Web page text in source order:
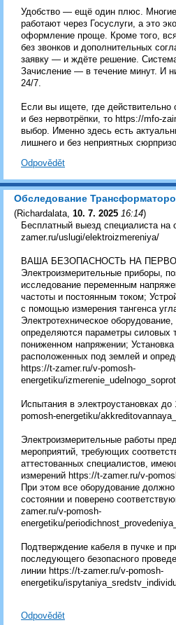
Удобство — ещё один плюс. Многие
работают через Госуслуги, а это
оформление проще. Кроме того,
без звонков и дополнительных
заявку — и ждёте решение.
Зачисление — в течение минут. И
24/7.
Если вы ищете, где
и без нервотрёпки, то https://mfo-
выбор. Именно здесь есть
лишнего и без неприятных
Odpovědět
Обследование
(Richardalata, 10. 7. 2025 16:14)
Бесплатный выезд специалиста на
zamer.ru/uslugi/elektroizmereniya/
ВАША БЕЗОПАСНОСТЬ НА
Электроизмерительные приборы,
исследование переменным
частоты и постоянным током;
с помощью измерения тангенса
Электротехническое
определяются параметры силовых
пониженном напряжении; Установка
расположенных под землей и
https://t-zamer.ru/v-pomosh-
energetiku/
Испытания в электроустановках
pomosh-energetiku/
Электроизмерительные работы
мероприятий, требующих
аттестованных специалистов,
измерений https://t-zamer.ru/v-
При этом все оборудование
состоянии и поверено
zamer.ru/v-pomosh-
energetiku/
Подтверждение кабеля в пучке и
последующего безопасного
линии https://t-zamer.ru/v-pomosh-
energetiku/
Odpovědět